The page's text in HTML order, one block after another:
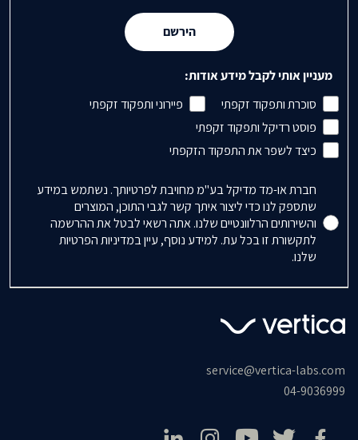
הירשם
מעניין אותי לקבל מידע אודות:
סוכרת ותפקוד זקפתי
פיירוני ותפקוד זקפתי
פוסט רדיקל ותפקוד זקפתי
כיצד לשפר את התפקוד הזקפתי
Accepts Marketing
חברת או-מד מדיקל בע"מ מחויבת לפרטיותך. נשתמש במידע
שתספק לנו כדי ליצור איתך קשר לגבי התוכן, המוצרים
והשירותים הרלוונטיים שלנו. אתה רשאי לבטל את ההרשמה
לתקשורת זו בכל עת. למידע נוסף, עיין במדיניות הפרטיות
שלנו.
service@vertica-labs.com
04-9036999